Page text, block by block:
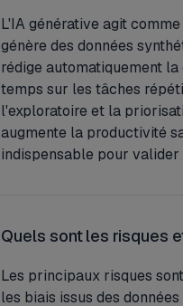
L'IA générative agit
génère des données
rédige automatiquement
temps sur les tâches
l'exploratoire et la
augmente la productivité
indispensable pour
Quels sont les risques
Les principaux risques
les biais issus des